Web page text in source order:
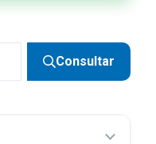
Consultar